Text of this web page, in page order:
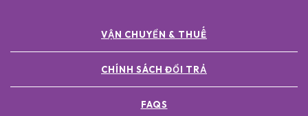
VẬN CHUYỂN & THUẾ
CHÍNH SÁCH ĐỔI TRẢ
FAQS